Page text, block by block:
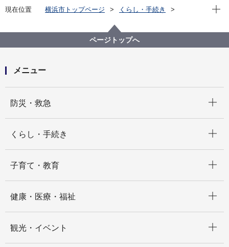
現在位置 横浜市トップページ
くらし・手続き
現在
ページトップへ
メニュー
防災・救急
くらし・手続き
子育て・教育
健康・医療・福祉
観光・イベント